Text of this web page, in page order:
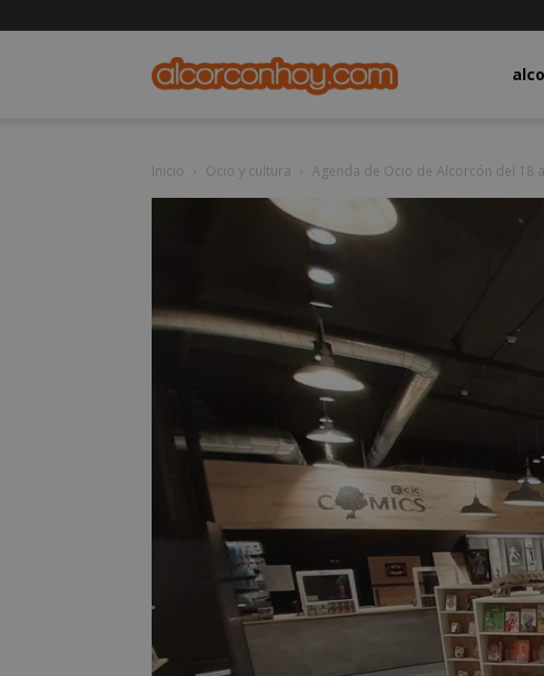
alcorconhoy.com
Inicio Ocio y cultura Agenda de Ocio de Alcorcón del 18